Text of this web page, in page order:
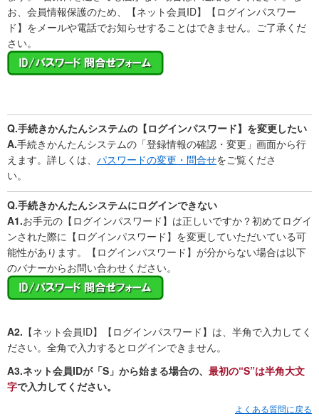
お、会員情報保護のため、【ネット会員ID】【ログインパスワー
ド】をメールや電話でお知らせすることはできません。ご了承くだ
さい。
Q.手続きかんたんシステムの【ログインパスワード】を変更したい
A.手続きかんたんシステムの「登録情報の確認・変更」画面から行
えます。詳しくは、 パスワードの変更・問合せをご覧くださ
い。
Q.手続きかんたんシステムにログインできない
A1.お手元の【ログインパスワード】は正しいですか？初めてログイ
ンされた際に【ログインパスワード】を変更していただいている可
能性があります。【ログインパスワード】が分からない場合は以下
のバナーからお問い合わせください。
A2. 【ネット会員ID】【ログインパスワード】は、半角で入力してく
ださい。全角で入力するとログインできません。
A3.ネット会員IDが「S」から始まる場合の、 最初の“S”は半角大文
字で入力してください。
よくある質問に戻る